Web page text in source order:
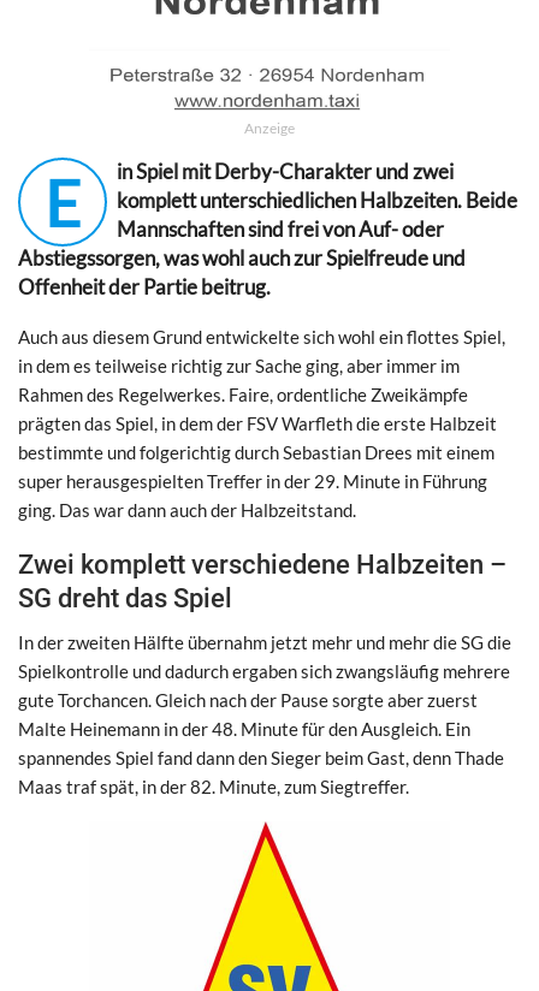
Anzeige
E
in Spiel mit Derby-Charakter und zwei
komplett unterschiedlichen Halbzeiten. Beide
Mannschaften sind frei von Auf- oder
Abstiegssorgen, was wohl auch zur Spielfreude und
Offenheit der Partie beitrug.
Auch aus diesem Grund entwickelte sich wohl ein flottes Spiel,
in dem es teilweise richtig zur Sache ging, aber immer im
Rahmen des Regelwerkes. Faire, ordentliche Zweikämpfe
prägten das Spiel, in dem der FSV Warfleth die erste Halbzeit
bestimmte und folgerichtig durch Sebastian Drees mit einem
super herausgespielten Treffer in der 29. Minute in Führung
ging. Das war dann auch der Halbzeitstand.
Zwei komplett verschiedene Halbzeiten –
SG dreht das Spiel
In der zweiten Hälfte übernahm jetzt mehr und mehr die SG die
Spielkontrolle und dadurch ergaben sich zwangsläufig mehrere
gute Torchancen. Gleich nach der Pause sorgte aber zuerst
Malte Heinemann in der 48. Minute für den Ausgleich. Ein
spannendes Spiel fand dann den Sieger beim Gast, denn Thade
Maas traf spät, in der 82. Minute, zum Siegtreffer.